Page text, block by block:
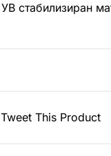
УВ стабилизиран
Tweet This Product